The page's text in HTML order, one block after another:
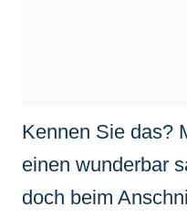
Kennen Sie das?
einen wunderbar
doch beim